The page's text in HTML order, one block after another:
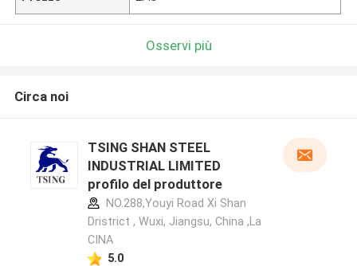
Osservi più
Circa noi
TSING SHAN STEEL
INDUSTRIAL LIMITED
profilo del produttore
NO.288,Youyi Road Xi Shan
Dristrict , Wuxi, Jiangsu, China ,La
CINA
5.0